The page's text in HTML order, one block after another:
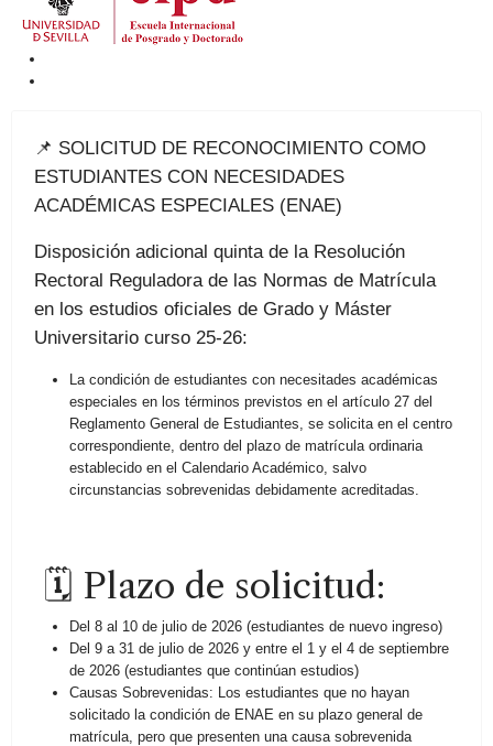
📌 SOLICITUD DE RECONOCIMIENTO COMO
ESTUDIANTES CON NECESIDADES
ACADÉMICAS ESPECIALES (ENAE)
Disposición adicional quinta de la Resolución
Rectoral Reguladora de las Normas de Matrícula
en los estudios oficiales de Grado y Máster
Universitario curso 25-26:
La condición de estudiantes con necesitades académicas
especiales en los términos previstos en el artículo 27 del
Reglamento General de Estudiantes, se solicita en el centro
correspondiente, dentro del plazo de matrícula ordinaria
establecido en el Calendario Académico, salvo
circunstancias sobrevenidas debidamente acreditadas.
🗓 Plazo de solicitud:
Del 8 al 10 de julio de 2026 (estudiantes de nuevo ingreso)
Del 9 a 31 de julio de 2026 y entre el 1 y el 4 de septiembre
de 2026 (estudiantes que continúan estudios)
Causas Sobrevenidas: Los estudiantes que no hayan
solicitado la condición de ENAE en su plazo general de
matrícula, pero que presenten una causa sobrevenida